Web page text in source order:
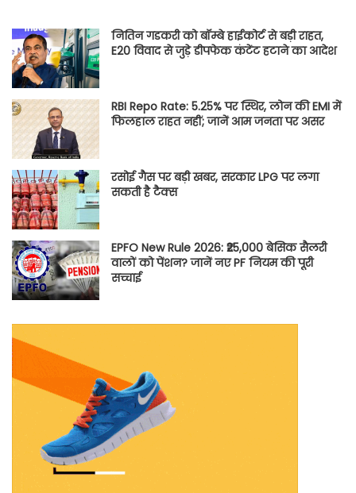
नितिन गडकरी को बॉम्बे हाईकोर्ट से बड़ी राहत,
E20 विवाद से जुड़े डीपफेक कंटेंट हटाने का आदेश
RBI Repo Rate: 5.25% पर स्थिर, लोन की EMI में
फिलहाल राहत नहीं; जानें आम जनता पर असर
रसोई गैस पर बड़ी खबर, सरकार LPG पर लगा
सकती है टैक्स
EPFO New Rule 2026: ₹25,000 बेसिक सैलरी
वालों को पेंशन? जानें नए PF नियम की पूरी
सच्चाई